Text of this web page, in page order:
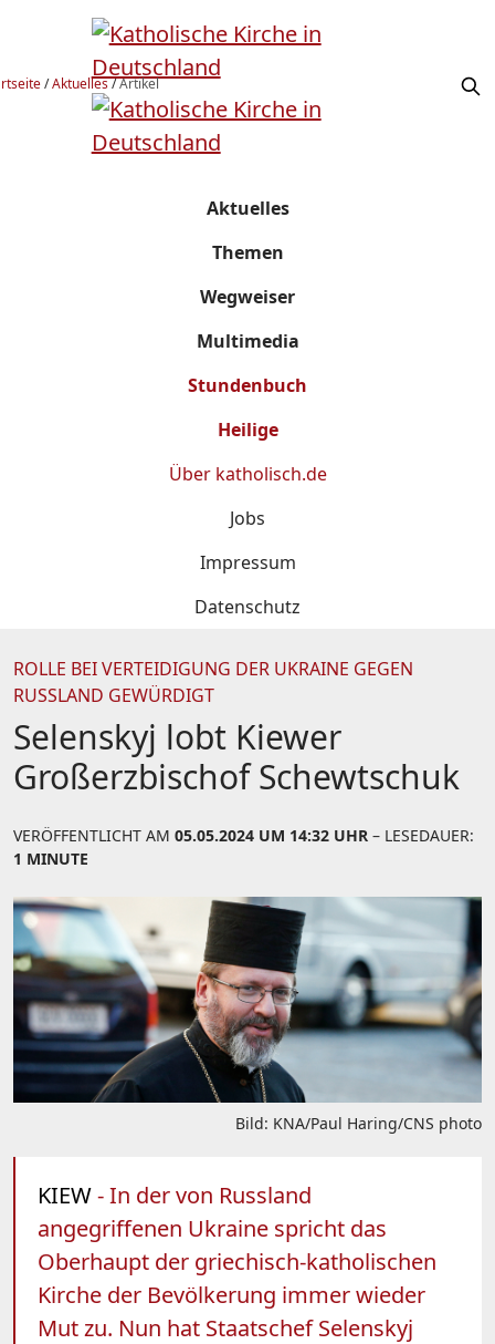
/Aktuelles/Artikel
Aktuelles
Themen
Wegweiser
Multimedia
Stundenbuch
Heilige
Über katholisch.de
Jobs
Impressum
Datenschutz
ROLLE BEI VERTEIDIGUNG DER UKRAINE GEGEN
RUSSLAND GEWÜRDIGT
Selenskyj lobt Kiewer
Großerzbischof Schewtschuk
VERÖFFENTLICHT AM 05.05.2024 UM 14:32 UHR – LESEDAUER:
1 MINUTE
Bild: KNA/Paul Haring/CNS photo
KIEW- In der von Russland
angegriffenen Ukraine spricht das
Oberhaupt der griechisch-katholischen
Kirche der Bevölkerung immer wieder
Mut zu. Nun hat Staatschef Selenskyj